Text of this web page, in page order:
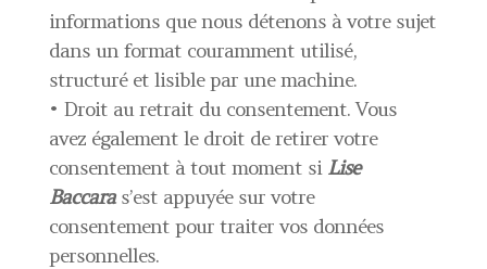
informations que nous détenons à votre sujet
dans un format couramment utilisé,
structuré et lisible par une machine.
• Droit au retrait du consentement. Vous
avez également le droit de retirer votre
consentement à tout moment si Lise
Baccara s’est appuyée sur votre
consentement pour traiter vos données
personnelles.